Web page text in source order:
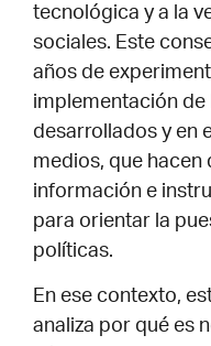
tecnológica y a la
sociales. Este
años de
implementación de
desarrollados y en
medios, que hacen
información e
para orientar la
políticas.
En ese contexto,
analiza por qué es